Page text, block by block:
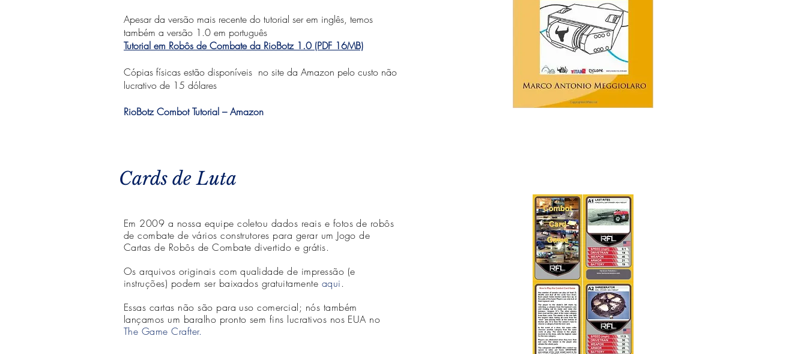
Apesar da versão mais recente do tutorial ser em inglês, temos
também a versão 1.0 em português
Tutorial em Robôs de Combate da RioBotz 1.0 (PDF 16MB)
Cópias físicas estão disponíveis no site da Amazon pelo custo não
lucrativo de 15 dólares
RioBotz Combot Tutorial – Amazon
Cards de Luta
Em 2009 a nossa equipe coletou dados reais e fotos de robôs
de combate de vários construtores para gerar um Jogo de
Cartas de Robôs de Combate divertido e grátis.
Os arquivos originais com qualidade de impressão (e
instruções) podem ser baixados gratuitamente aqui.
Essas cartas não são para uso comercial; nós também
lançamos um baralho pronto sem fins lucrativos nos EUA no
The Game Crafter.